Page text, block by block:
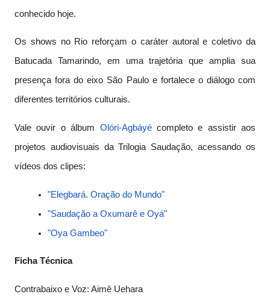
conhecido hoje.
Os shows no Rio reforçam o caráter autoral e coletivo da
Batucada Tamarindo, em uma trajetória que amplia sua
presença fora do eixo São Paulo e fortalece o diálogo com
diferentes territórios culturais.
Vale ouvir o álbum Olóri-Agbáyécompleto e assistir aos
projetos audiovisuais da Trilogia Saudação, acessando os
vídeos dos clipes:
"Elegbará. Oração do Mundo"
"Saudação a Oxumarê e Oyá"
"Oya Gambeo"
Ficha Técnica
Contrabaixo e Voz: Aimê Uehara